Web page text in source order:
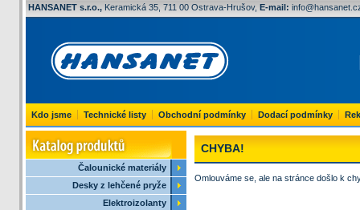
HANSANET s.r.o., Keramická 35, 711 00 Ostrava-Hrušov, E-mail:
Kdo jsme Technické listy Obchodní podmínky Dodací podmínky
Čalounické materiály
Desky z lehčené pryže
Elektroizolanty
CHYBA!
Omlouváme se, ale na stránce došlo k